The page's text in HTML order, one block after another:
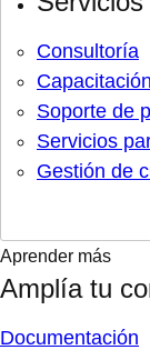
Consultoría
Soporte de
Servicios
Gestión de
Aprender más
Amplía tu
Documentación